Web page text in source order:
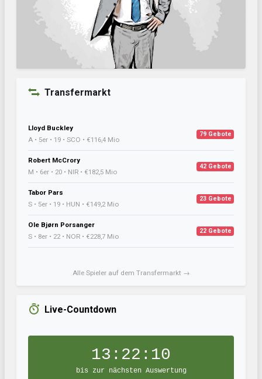
Transfermarkt
Lloyd Buckley
A • 5er • 19 • SCO • €116,4 Mio
79 Gebote
Robert McCrory
M • 6er • 20 • NIR • €182,5 Mio
42 Gebote
Tabor Pars
S • 5er • 19 • HUN • €149,2 Mio
23 Gebote
Ole Bjørn Porsanger
S • 8er • 22 • NOR • €228,7 Mio
22 Gebote
Alle Spieler auf dem Transfermarkt →
Live-Countdown
13:22:10
bis zur nächsten Auswertung